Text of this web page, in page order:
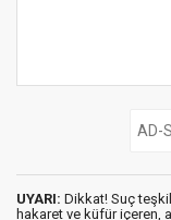
UYARI: Dikkat! Suç
hakaret ve küfür içeren,